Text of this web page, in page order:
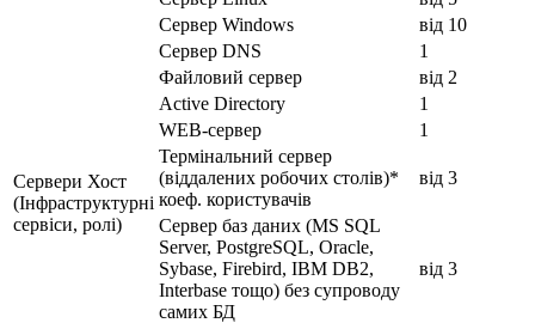
Сервери Хост
(Інфраструктурні
сервіси, ролі)
Сервер Windows
від 10
Сервер DNS
1
Файловий сервер
від 2
Active Directory
1
WEB-сервер
1
Термінальний сервер
(віддалених робочих столів)*
коеф. користувачів
від 3
Сервер баз даних (MS SQL
Server, PostgreSQL, Oracle,
Sybase, Firebird, IBM DB2,
Interbase тощо) без супроводу
самих БД
від 3